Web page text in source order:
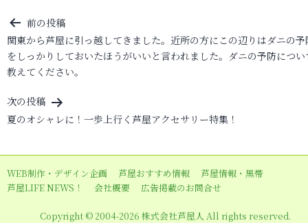
投
稿
ナ
ゲ
ー
シ
ョ
ン
前の投稿
関東から芦屋に引っ越してきました。近所の方にこの辺りはダニの予
をしっかりしておいたほうがいいと言われました。ダニの予防につい
教えてください。
次の投稿
夏のオシャレに！一歩上行く芦屋アクセサリー特集！
WEB制作・デザイン企画 芦屋おすすめ情報
芦屋情報・黒帯
芦屋LIFE NEWS！
会社概要 広告掲載のお問合せ
Copyright © 2004-2026 株式会社芦屋人 All rights reserved.